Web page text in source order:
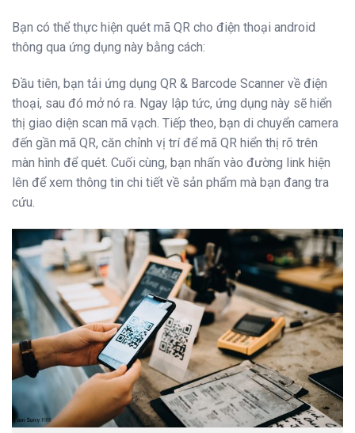
Bạn có thể thực hiện quét mã QR cho điện thoại android
thông qua ứng dụng này bằng cách:
Đầu tiên, bạn tải ứng dụng QR & Barcode Scanner về điện
thoại, sau đó mở nó ra. Ngay lập tức, ứng dụng này sẽ hiển
thị giao diện scan mã vạch. Tiếp theo, bạn di chuyển camera
đến gần mã QR, căn chỉnh vị trí để mã QR hiển thị rõ trên
màn hình để quét. Cuối cùng, bạn nhấn vào đường link hiện
lên để xem thông tin chi tiết về sản phẩm mà bạn đang tra
cứu.